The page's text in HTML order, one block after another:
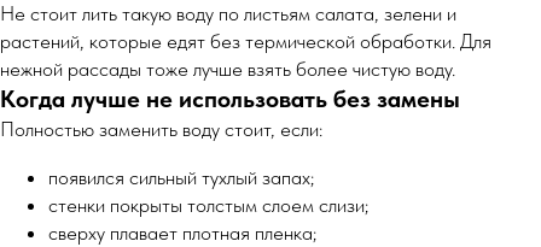
Не стоит лить такую воду по листьям салата, зелени и
растений, которые едят без термической обработки. Для
нежной рассады тоже лучше взять более чистую воду.
Когда лучше не использовать без замены
Полностью заменить воду стоит, если:
появился сильный тухлый запах;
стенки покрыты толстым слоем слизи;
сверху плавает плотная пленка;